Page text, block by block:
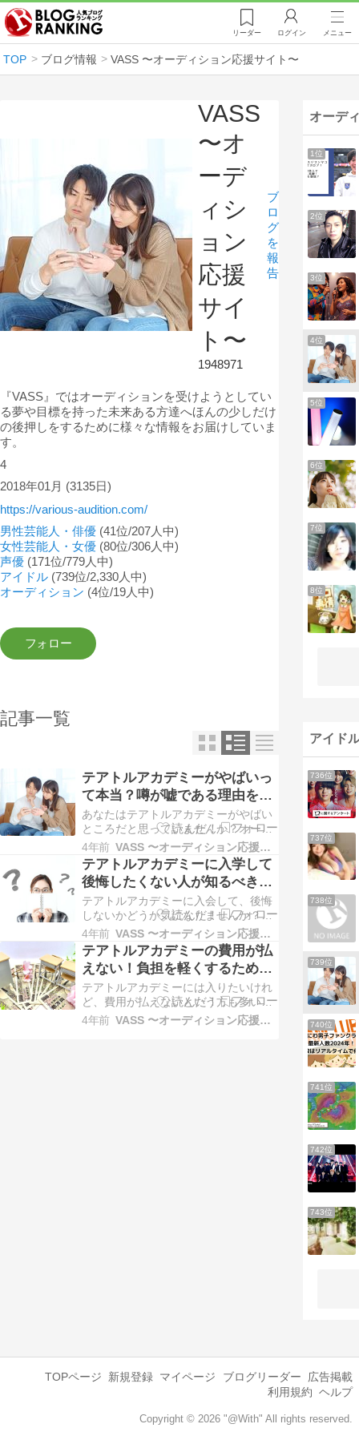
リーダー ログイン メニュー
TOP ブログ情報 VASS 〜オーディション応援サイト〜
VASS
〜オ
ーデ
ィシ
ョン
応援
サイ
ト〜
1948971
ブ
ロ
グ
を
報
告
『VASS』ではオーディションを受けようとしてい
る夢や目標を持った未来ある方達へほんの少しだけ
の後押しをするために様々な情報をお届けしていま
す。
4
2018年01月 (3135日)
https://various-audition.com/
男性芸能人・俳優 (41位/207人中)
女性芸能人・女優 (80位/306人中)
声優 (171位/779人中)
アイドル (739位/2,330人中)
オーディション (4位/19人中)
記事一覧
テアトルアカデミーがやばいっ
て本当？噂が嘘である理由を詳
しく紹介
あなたはテアトルアカデミーがやばい
ところだと思っていませんか？オーデ
ィションは誰でも受かる、料金が高額
すぎる、仕事がないなど、昔から絶え
ず流れ続けるこの噂は非常に気になる
ところでしょう。しかし、テアトルア
カデミーに限らず、芸能事務所や養成
所にはこの手の噂がどうしても無くな
りません…
4年前 VASS 〜オーディション応援サイト〜
テアトルアカデミーに入学して
後悔したくない人が知るべきポ
イント
テアトルアカデミーに入会して、後悔
しないかどうか気になりませんか？ま
だ入会手続きをしていないけれど、も
しくはまだオーディションを受けてな
いけれど、テアトルアカデミーを受け
て後悔しないでしょうか？ この記事で
は、3つの視点(噂)からテアトルアカデ
ミーに入会後、後悔しないかどうか検
証…
4年前 VASS 〜オーディション応援サイト〜
テアトルアカデミーの費用が払
えない！負担を軽くするための
方法
テアトルアカデミーには入りたいけれ
ど、費用が払えないという方も多いの
ではないでしょうか？これから審査を
4年前 VASS 〜オーディション応援サイト〜
オーデ
1位
2位
3位
4位
5位
6位
7位
8位
アイド
736位
737位
738位
739位
740位
741位
742位
743位
TOPページ 新規登録 マイページ ブログリーダー
広告掲載
利用規約 ヘルプ
Copyright © 2026 "@With" All rights reserved.